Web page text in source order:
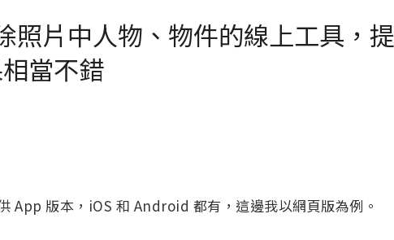
照片中人物、物件的線上工具，提
當不錯
App 版本，iOS 和 Android 都有，這邊我以網頁版為例。